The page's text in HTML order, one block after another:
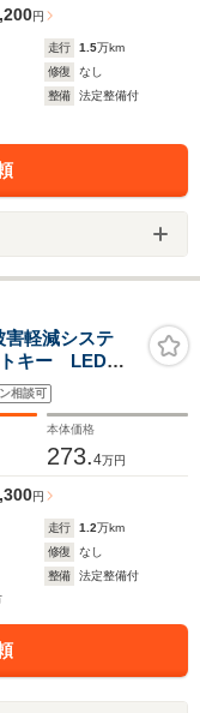
円
走行 1.5万km
修復
なし
整備
法定整備付
軽減システ
キー LEDヘ
ミ オートハ
ートエアコ
相談可
本体価格
273.4万円
円
走行 1.2万km
修復
なし
整備
法定整備付